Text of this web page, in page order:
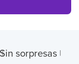
Sin sorpresas